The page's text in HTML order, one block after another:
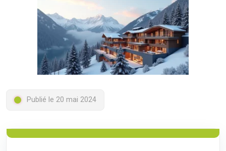
Publié le 20 mai 2024